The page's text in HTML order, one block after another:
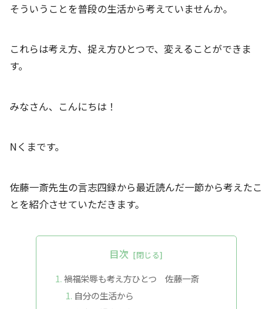
そういうことを普段の生活から考えていませんか。
これらは考え方、捉え方ひとつで、変えることができま
す。
みなさん、こんにちは！
Nくまです。
佐藤一斎先生の言志四録から最近読んだ一節から考えたこ
とを紹介させていただきます。
目次
禍福栄辱も考え方ひとつ 佐藤一斎
自分の生活から